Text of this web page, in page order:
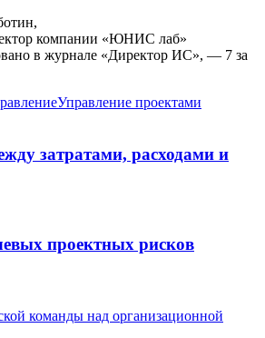
компании «ЮНИС лаб»
в журнале «Директор ИС», — 7 за
Управление проектами
затратами, расходами и
проектных рисков